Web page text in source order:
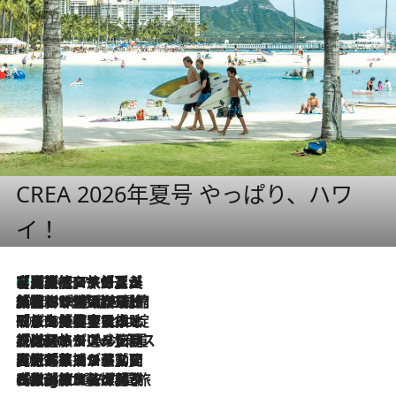
CREA 2026年夏号 やっぱり、ハワ
イ！
2026.8.7
【厳選旅コスメ】「多機能アイテムがメイン！」旅好き美容エディターが選んだ夏旅ベストコスメを発表【Mサイズジップ】
2026.8.6
「荷物が増えるほど旅ストレスは増す」美容ジャーナリストがたどり着いた最終結論。“化粧品を劇的に減らす”感動の凝縮美容とは
2026.8.6
「旅先には金髪ウィッグを持参」日本と同じメイクでは損してる!? 美容ジャーナリストが提案する“掟破りの旅美容”とは
2026.8.6
【厳選旅コスメ】「身軽さ＆UV対策重視！」ヘアアーティストshucoが選んだ夏旅ベストコスメを発表【Mサイズジップ】
2026.8.5
【厳選旅コスメ】国内をあちこち移動する河井菜摘が選んだ夏旅ベストコスメ発表！「リラックスアイテムはマスト」【Mサイズジップ】
2026.8.4
【厳選旅コスメ】「紫外線＆乾燥対策しながらメイク感も！」ヘア＆メイクGeorgeが選んだ夏旅ベストコスメを発表！【Mサイズジップ】